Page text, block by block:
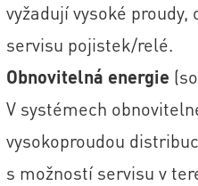
vyžadují vysoké
servisu pojistek/relé.
Obnovitelná energie
V systémech
vysokoproudou
s možností servisu v